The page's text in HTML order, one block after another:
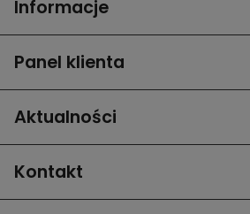
Informacje
Panel klienta
Aktualności
Kontakt